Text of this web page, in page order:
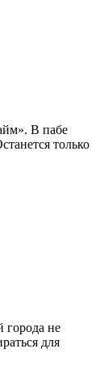
В пабе
только
города не
для